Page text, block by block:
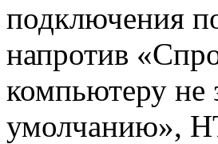
подключения
напротив
компьютеру не
умолчанию»,